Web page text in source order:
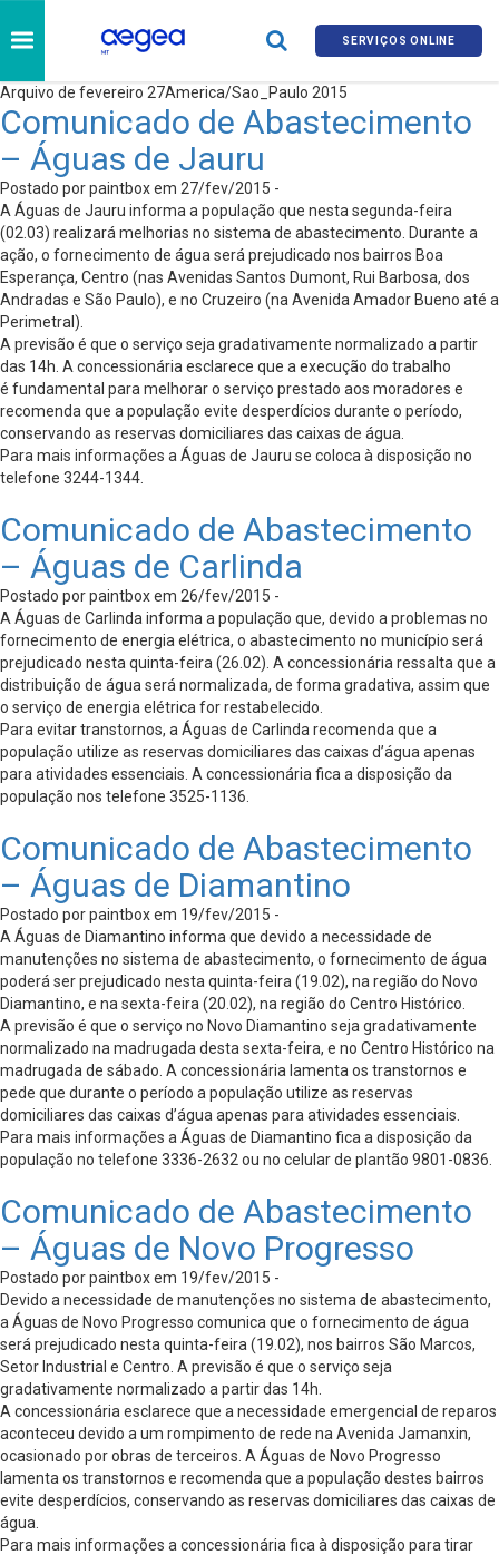
SERVIÇOS ONLINE
Arquivo de fevereiro 27America/Sao_Paulo 2015
Comunicado de Abastecimento
– Águas de Jauru
Postado por paintbox em 27/fev/2015 -
A Águas de Jauru informa a população que nesta segunda-feira
(02.03) realizará melhorias no sistema de abastecimento. Durante a
ação, o fornecimento de água será prejudicado nos bairros Boa
Esperança, Centro (nas Avenidas Santos Dumont, Rui Barbosa, dos
Andradas e São Paulo), e no Cruzeiro (na Avenida Amador Bueno até a
Perimetral).
A previsão é que o serviço seja gradativamente normalizado a partir
das 14h. A concessionária esclarece que a execução do trabalho
é fundamental para melhorar o serviço prestado aos moradores e
recomenda que a população evite desperdícios durante o período,
conservando as reservas domiciliares das caixas de água.
Para mais informações a Águas de Jauru se coloca à disposição no
telefone 3244-1344.
Comunicado de Abastecimento
– Águas de Carlinda
Postado por paintbox em 26/fev/2015 -
A Águas de Carlinda informa a população que, devido a problemas no
fornecimento de energia elétrica, o abastecimento no município será
prejudicado nesta quinta-feira (26.02). A concessionária ressalta que a
distribuição de água será normalizada, de forma gradativa, assim que
o serviço de energia elétrica for restabelecido.
Para evitar transtornos, a Águas de Carlinda recomenda que a
população utilize as reservas domiciliares das caixas d’água apenas
para atividades essenciais. A concessionária fica a disposição da
população nos telefone 3525-1136.
Comunicado de Abastecimento
– Águas de Diamantino
Postado por paintbox em 19/fev/2015 -
A Águas de Diamantino informa que devido a necessidade de
manutenções no sistema de abastecimento, o fornecimento de água
poderá ser prejudicado nesta quinta-feira (19.02), na região do Novo
Diamantino, e na sexta-feira (20.02), na região do Centro Histórico.
A previsão é que o serviço no Novo Diamantino seja gradativamente
normalizado na madrugada desta sexta-feira, e no Centro Histórico na
madrugada de sábado. A concessionária lamenta os transtornos e
pede que durante o período a população utilize as reservas
domiciliares das caixas d’água apenas para atividades essenciais.
Para mais informações a Águas de Diamantino fica a disposição da
população no telefone 3336-2632 ou no celular de plantão 9801-0836.
Comunicado de Abastecimento
– Águas de Novo Progresso
Postado por paintbox em 19/fev/2015 -
Devido a necessidade de manutenções no sistema de abastecimento,
a Águas de Novo Progresso comunica que o fornecimento de água
será prejudicado nesta quinta-feira (19.02), nos bairros São Marcos,
Setor Industrial e Centro. A previsão é que o serviço seja
gradativamente normalizado a partir das 14h.
A concessionária esclarece que a necessidade emergencial de reparos
aconteceu devido a um rompimento de rede na Avenida Jamanxin,
ocasionado por obras de terceiros. A Águas de Novo Progresso
lamenta os transtornos e recomenda que a população destes bairros
evite desperdícios, conservando as reservas domiciliares das caixas de
água.
Para mais informações a concessionária fica à disposição para tirar